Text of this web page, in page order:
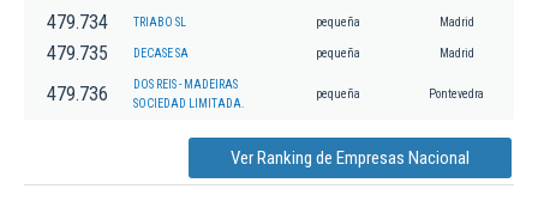
479.734 TRIABO SL pequeña Madrid
479.735 DECASE SA pequeña Madrid
479.736
DOS REIS - MADEIRAS
SOCIEDAD LIMITADA.
pequeña Pontevedra
Ver Ranking de Empresas Nacional